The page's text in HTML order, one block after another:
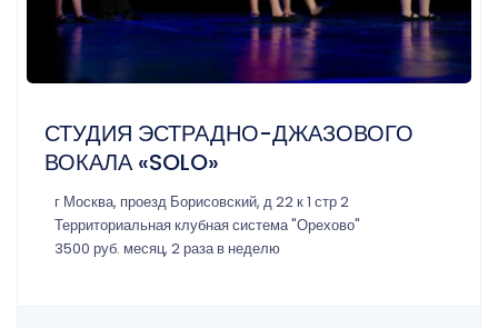
СТУДИЯ ЭСТРАДНО-ДЖАЗОВОГО
ВОКАЛА «SOLO»
г Москва, проезд Борисовский, д 22 к 1 стр 2
Территориальная клубная система "Орехово"
3500 руб. месяц, 2 раза в неделю